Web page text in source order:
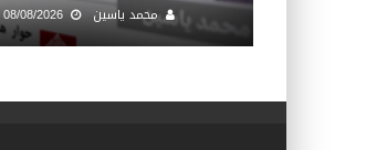
محمد ياسين 08/08/2026